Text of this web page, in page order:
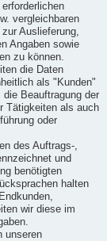
vergleichbaren
Auslieferung,
Angaben sowie
zu können.
die Daten
als "Kunden"
die Beauftragung der
Tätigkeiten als auch
oder
des Auftrags-,
und
benötigten
halten
wir diese im
unseren